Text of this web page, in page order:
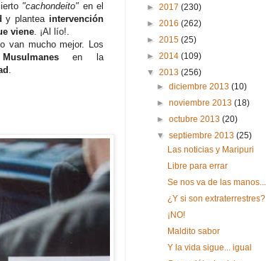
"cachondeito" en el
y planteaintervención
viene. ¡Al lío!.
van mucho mejor. Los
en la
.
► 2017 (230)
► 2016 (262)
► 2015 (25)
► 2014 (109)
▼ 2013 (256)
►diciembre 2013(10)
►noviembre 2013(18)
►octubre 2013(20)
▼septiembre 2013(25)
Las noticias y Maripuri
Libre para errar
Se nos va de las manos...
¿Y si son extraterrestres?
¡NO!
Maldito sabor
Y la vida sigue... igual